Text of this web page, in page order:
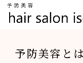
予防美容と